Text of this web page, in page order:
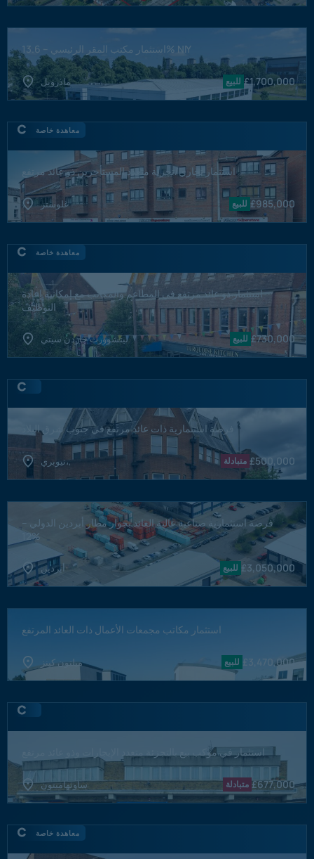
استثمار مكتب المقر الرئيسي – 13.6% NIY
ماذرويل للبيع £1,700,000
معاهدة خاصة
استثمار تجاري/تجزئة متعدد المستأجرين ذو عائد مرتفع
غلوستر للبيع £985,000
معاهدة خاصة
استثمار ذو عائد مرتفع في المطاعم والمكاتب مع إمكانية إعادة
التوظيف
ليتشوورث جاردن سيتي للبيع £730,000
فرصة استثمارية ذات عائد مرتفع في جنوب شرق البلاد
نيوبري،, متبادلة £500,000
فرصة استثمارية صناعية عالية العائد بجوار مطار أبردين الدولي –
12%
أبردين للبيع £3,050,000
استثمار مكاتب مجمعات الأعمال ذات العائد المرتفع
ميلتون كينز للبيع £3,470,000
استثمار في موكب بيع بالتجزئة متعدد الإيجارات وذو عائد مرتفع
ساوثهامبتون متبادلة £677,000
معاهدة خاصة